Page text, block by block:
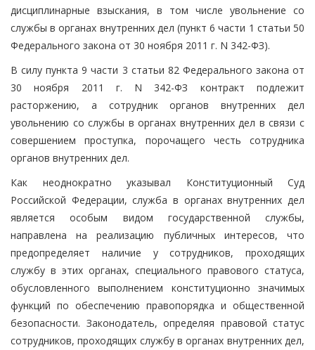
дисциплинарные взыскания, в том числе увольнение со
службы в органах внутренних дел (пункт 6 части 1 статьи 50
Федерального закона от 30 ноября 2011 г. N 342-ФЗ).
В силу пункта 9 части 3 статьи 82 Федерального закона от
30 ноября 2011 г. N 342-ФЗ контракт подлежит
расторжению, а сотрудник органов внутренних дел
увольнению со службы в органах внутренних дел в связи с
совершением проступка, порочащего честь сотрудника
органов внутренних дел.
Как неоднократно указывал Конституционный Суд
Российской Федерации, служба в органах внутренних дел
является особым видом государственной службы,
направлена на реализацию публичных интересов, что
предопределяет наличие у сотрудников, проходящих
службу в этих органах, специального правового статуса,
обусловленного выполнением конституционно значимых
функций по обеспечению правопорядка и общественной
безопасности. Законодатель, определяя правовой статус
сотрудников, проходящих службу в органах внутренних дел,